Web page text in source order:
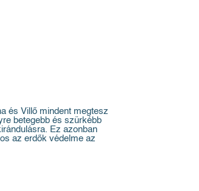
és Villő mindent megtesz
betegebb és szürkébb
Ez azonban
az erdők védelme az